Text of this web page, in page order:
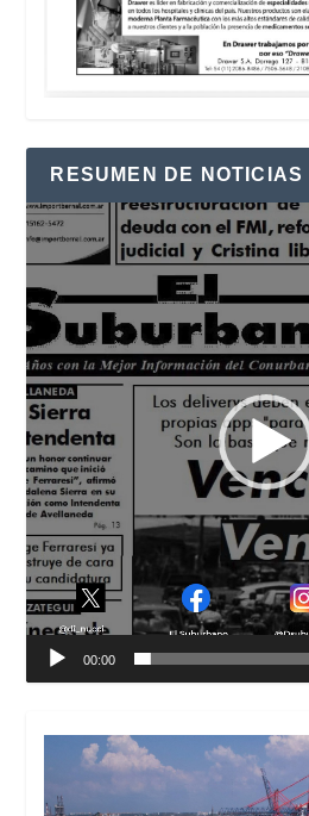
RESUMEN DE NOTICIAS
Reproductor
de
vídeo
00:00